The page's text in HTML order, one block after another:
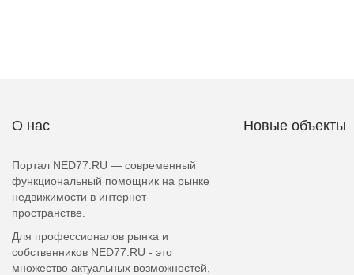
О нас
Портал NED77.RU — современный
функциональный помощник на рынке
недвижимости в интернет-
пространстве.
Для профессионалов рынка и
собственников NED77.RU - это
множество актуальных возможностей,
Новые объекты